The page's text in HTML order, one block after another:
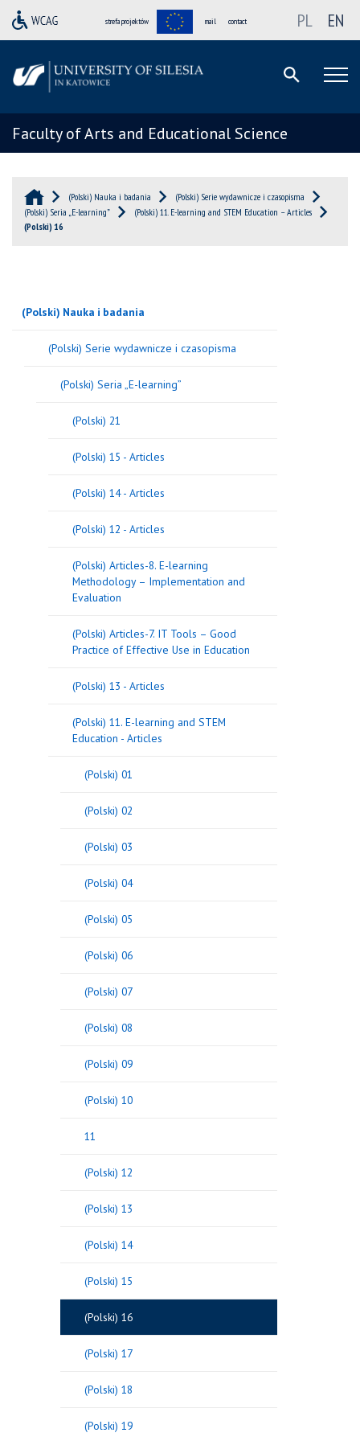
strefa projektów mail contact PL EN
Faculty of Arts and Educational Science
(Polski) Nauka i badania
(Polski) Serie wydawnicze i czasopisma
(Polski) Seria „E-learning”
(Polski) 11. E-learning and STEM Education – Articles
(Polski) 16
(Polski) Nauka i badania
(Polski) Serie wydawnicze i czasopisma
(Polski) Seria „E-learning”
(Polski) 21
(Polski) 15 - Articles
(Polski) 14 - Articles
(Polski) 12 - Articles
(Polski) Articles-8. E-learning
Methodology – Implementation and
Evaluation
(Polski) Articles-7. IT Tools – Good
Practice of Effective Use in Education
(Polski) 13 - Articles
(Polski) 11. E-learning and STEM
Education - Articles
(Polski) 01
(Polski) 02
(Polski) 03
(Polski) 04
(Polski) 05
(Polski) 06
(Polski) 07
(Polski) 08
(Polski) 09
(Polski) 10
11
(Polski) 12
(Polski) 13
(Polski) 14
(Polski) 15
(Polski) 16
(Polski) 17
(Polski) 18
(Polski) 19